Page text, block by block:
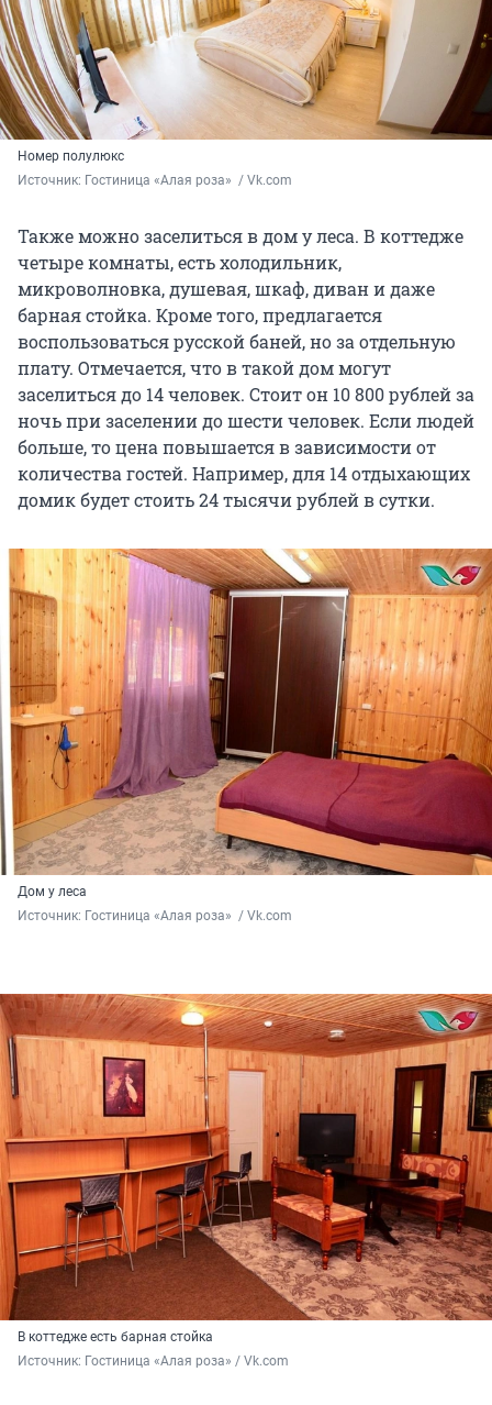
Номер полулюкс
Источник: Гостиница «Алая роза»  / Vk.com
Также можно заселиться в дом у леса. В коттедже
четыре комнаты, есть холодильник,
микроволновка, душевая, шкаф, диван и даже
барная стойка. Кроме того, предлагается
воспользоваться русской баней, но за отдельную
плату. Отмечается, что в такой дом могут
заселиться до 14 человек. Стоит он 10 800 рублей за
ночь при заселении до шести человек. Если людей
больше, то цена повышается в зависимости от
количества гостей. Например, для 14 отдыхающих
домик будет стоить 24 тысячи рублей в сутки.
Дом у леса
Источник: Гостиница «Алая роза»  / Vk.com
В коттедже есть барная стойка
Источник: Гостиница «Алая роза» / Vk.com